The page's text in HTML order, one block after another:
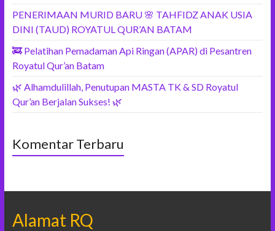
PENERIMAAN MURID BARU 🌸 TAHFIDZ ANAK USIA
DINI (TAUD) ROYATUL QUR’AN BATAM
🚒 Pelatihan Pemadaman Api Ringan (APAR) di Pesantren
Royatul Qur’an Batam
🌿 Alhamdulillah, Penutupan MASTA TK & SD Royatul
Qur’an Berjalan Sukses! 🌿
Komentar Terbaru
Alamat RQ